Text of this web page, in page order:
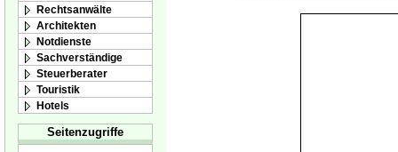
Rechtsanwälte
Architekten
Notdienste
Sachverständige
Steuerberater
Touristik
Hotels
Seitenzugriffe